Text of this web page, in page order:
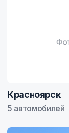
Красноярск
5 автомобилей